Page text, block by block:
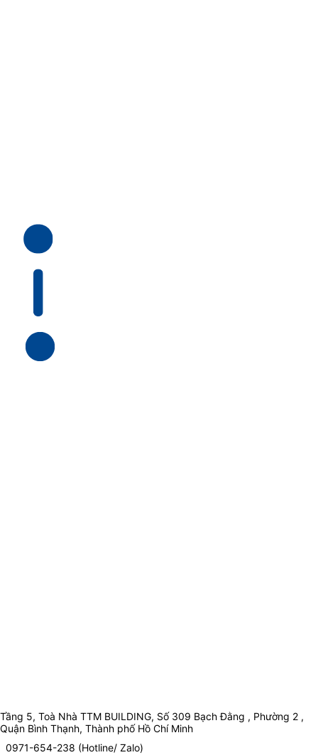
Tầng 5, Toà Nhà TTM BUILDING, Số 309 Bạch Đằng , Phường 2 ,
Quận Bình Thạnh, Thành phố Hồ Chí Minh
0971-654-238 (Hotline/ Zalo)